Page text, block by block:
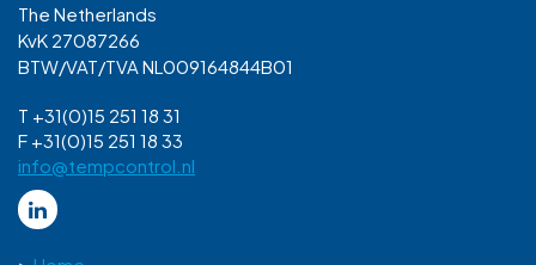
The Netherlands
KvK 27087266
BTW/VAT/TVA NL009164844B01
T +31(0)15 251 18 31
F +31(0)15 251 18 33
info@tempcontrol.nl